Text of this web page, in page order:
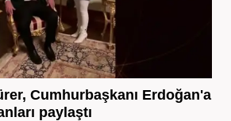
Cumhurbaşkanı Erdoğan'a
paylaştı